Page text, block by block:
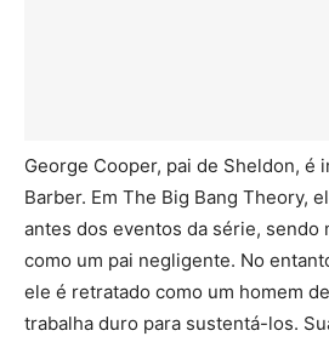
George Cooper, pai de Sheldon, é
Barber. Em The Big Bang Theory,
antes dos eventos da série, sendo
como um pai negligente. No
ele é retratado como um homem
trabalha duro para sustentá-los.